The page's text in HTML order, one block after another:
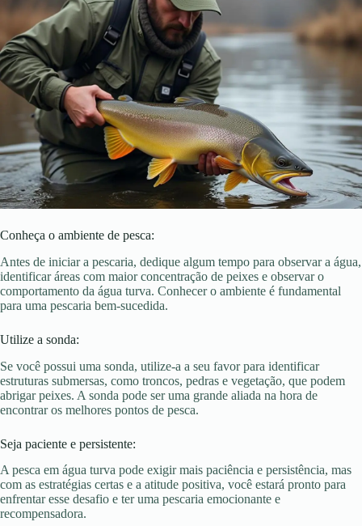
Conheça o ambiente de pesca:
Antes de iniciar a pescaria, dedique algum tempo para observar a água,
identificar áreas com maior concentração de peixes e observar o
comportamento da água turva. Conhecer o ambiente é fundamental
para uma pescaria bem-sucedida.
Utilize a sonda:
Se você possui uma sonda, utilize-a a seu favor para identificar
estruturas submersas, como troncos, pedras e vegetação, que podem
abrigar peixes. A sonda pode ser uma grande aliada na hora de
encontrar os melhores pontos de pesca.
Seja paciente e persistente:
A pesca em água turva pode exigir mais paciência e persistência, mas
com as estratégias certas e a atitude positiva, você estará pronto para
enfrentar esse desafio e ter uma pescaria emocionante e
recompensadora.